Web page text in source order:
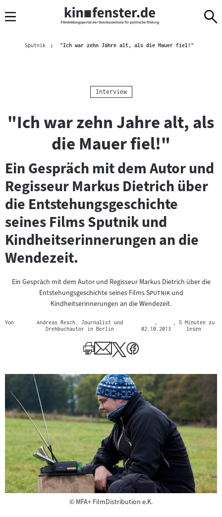
Navigation
zum
zur
Brotkrümelnavigation
Sputnik "Ich war zehn Jahre alt, als die Mauer fiel!"Aktuelle
Kategorie:
Interview
"Ich war zehn Jahre alt, als
die Mauer fiel!"
Ein Gespräch mit dem Autor und
Regisseur Markus Dietrich über
die Entstehungsgeschichte
seines Films Sputnik und
Kindheitserinnerungen an die
Wendezeit.
Ein Gespräch mit dem Autor und Regisseur Markus Dietrich über die
Entstehungsgeschichte seines Films"
Sputnik"und
Kindheitserinnerungen an die Wendezeit.
Von
Andreas Resch, Journalist und
Drehbuchautor in Berlin
02.10.2013
, 5 Minuten zu
lesen
©Copyright
MFA+ FilmDistribution e.K.